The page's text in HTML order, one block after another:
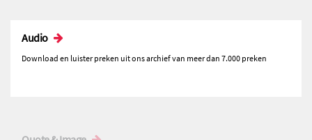
Audio
Download en luister preken uit ons archief van meer dan 7.000 preken